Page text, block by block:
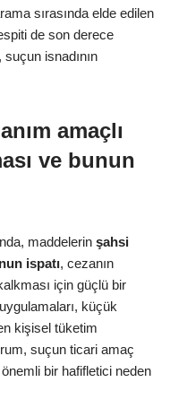
sırasında elde edilen
de son derece
isnadının
amaçlı
ve bunun
maddelerin şahsi
ispatı, cezanın
için güçlü bir
küçük
kişisel tüketim
suçun ticari amaç
bir hafifletici neden